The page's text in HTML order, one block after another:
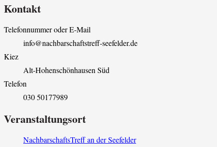
Kontakt
Telefonnummer oder E-Mail
info@nachbarschaftstreff-seefelder.de
Kiez
Alt-Hohenschönhausen Süd
Telefon
030 50177989
Veranstaltungsort
NachbarschaftsTreff an der Seefelder